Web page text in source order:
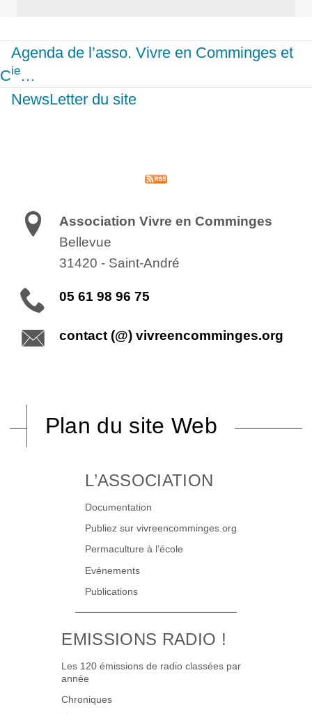
Agenda de l’asso. Vivre en Comminges et
Cie…
NewsLetter du site
Association Vivre en Comminges
Bellevue
31420 - Saint-André
05 61 98 96 75
contact (@) vivreencomminges.org
Plan du site Web
L’ASSOCIATION
Documentation
Publiez sur vivreencomminges.org
Permaculture à l’école
Evénements
Publications
EMISSIONS RADIO !
Les 120 émissions de radio classées par
année
Chroniques